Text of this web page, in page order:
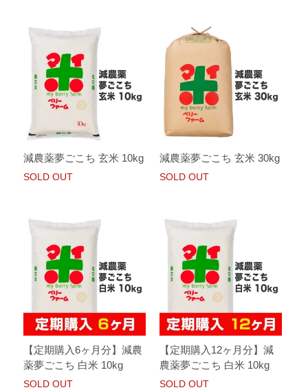
減農薬夢ごこち 玄米 10kg
SOLD OUT
減農薬夢ごこち 玄米 30kg
SOLD OUT
【定期購入6ヶ月分】減農
薬夢ごこち 白米 10kg
SOLD OUT
【定期購入12ヶ月分】減
農薬夢ごこち 白米 10kg
SOLD OUT